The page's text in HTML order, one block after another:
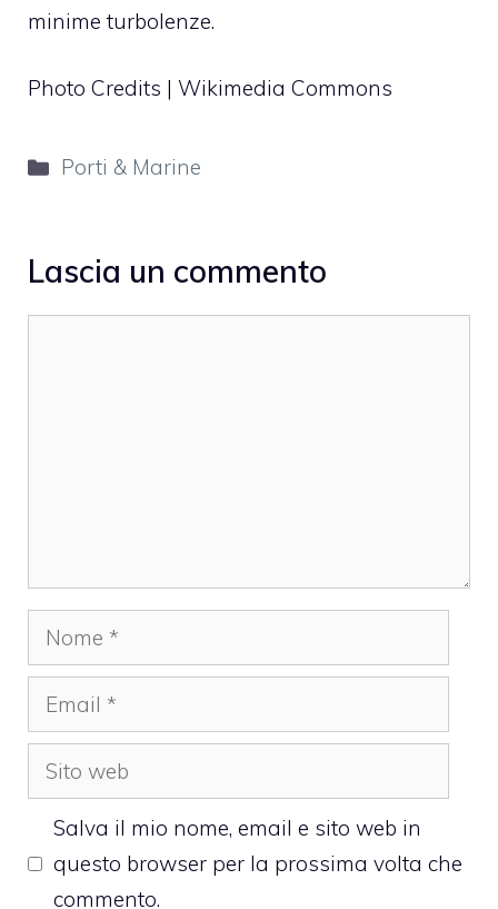
minime turbolenze.
Photo Credits | Wikimedia Commons
Categorie
Porti & Marine
Lascia un commento
Nome
Email
Sito
web
Salva il mio nome, email e sito web in
questo browser per la prossima volta che
commento.